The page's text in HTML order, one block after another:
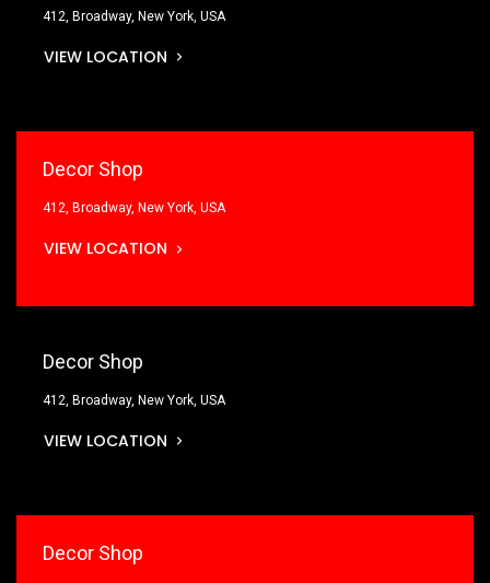
412, Broadway, New York, USA
VIEW LOCATION
Decor Shop
412, Broadway, New York, USA
VIEW LOCATION
Decor Shop
412, Broadway, New York, USA
VIEW LOCATION
Decor Shop